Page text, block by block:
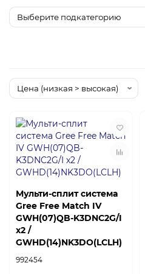
Мульти-сплит система
Gree Free Match IV
GWH(07)QB-K3DNC2G/I
х2 /
GWHD(14)NK3DO(LCLH)
992454